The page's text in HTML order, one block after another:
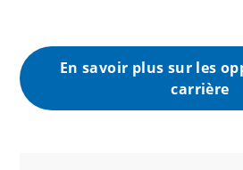
En savoir plus sur les
carrière